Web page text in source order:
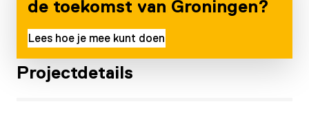
de toekomst van Groningen?
Lees hoe je mee kunt doen
Projectdetails